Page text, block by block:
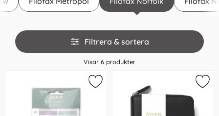
Se alla våra Filofax kollektioner här!
Hoppa
över
filtersektionen
Filtrera & sortera
Visar 6 produkter